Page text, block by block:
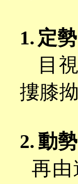
1. 定勢
目
摟膝
2.動勢
再由